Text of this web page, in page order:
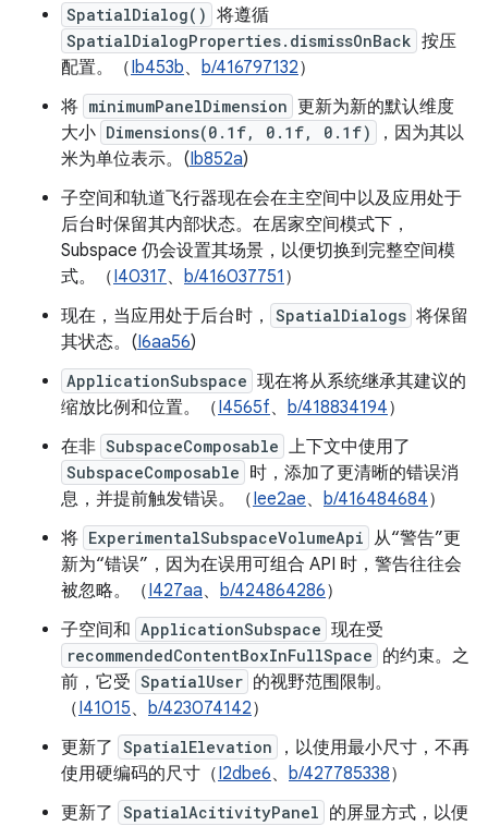
SpatialDialog() 将遵循
SpatialDialogProperties.dismissOnBack 按压
配置。（Ib453b、 b/416797132）
将 minimumPanelDimension 更新为新的默认维度
大小 Dimensions(0.1f, 0.1f, 0.1f)
，因为其以
米为单位表示。(Ib852a)
子空间和轨道飞行器现在会在主空间中以及应用处于
后台时保留其内部状态。在居家空间模式下，
Subspace 仍会设置其场景，以便切换到完整空间模
式。（I40317、 b/416037751 ）
现在，当应用处于后台时，
SpatialDialogs 将保留
其状态。(I6aa56)
ApplicationSubspace 现在将从系统继承其建议的
缩放比例和位置。（I4565f、 b/418834194）
在非 SubspaceComposable 上下文中使用了
SubspaceComposable 时，添加了更清晰的错误消
息，并提前触发错误。（Iee2ae、 b/416484684）
将 ExperimentalSubspaceVolumeApi 从“警告”更
新为“错误”，因为在误用可组合 API 时，警告往往会
被忽略。（I427aa、 b/424864286）
子空间和 ApplicationSubspace 现在受
recommendedContentBoxInFullSpace 的约束。之
前，它受 SpatialUser 的视野范围限制。
（I41015、 b/423074142）
更新了 SpatialElevation
，以使用最小尺寸，不再
使用硬编码的尺寸（I2dbe6、 b/427785338）
更新了 SpatialAcitivityPanel 的屏显方式，以便